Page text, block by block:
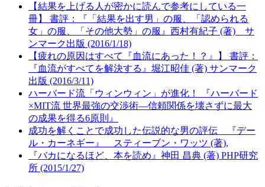
【結果を上げる人が密かに読んで参考にしている一
冊】 書評：『「結果を出す男」の服、「認められる
女」の服、「その他大勢」の服』西村有紀子 (著) サ
ンマーク出版 (2016/1/18)
【疲れの原因はすべて『血流にあった！？』】 書評：
『血流がすべてを解決する』堀江昭佳 (著) サンマーク
出版 (2016/3/11)
ハーバード流「ウィンウィン」が進化！ 『ハーバード
×MIT流 世界最強の交渉術—信頼関係を壊さずに最大
の成果を得る6原則』
成功を解くことで成功した伝説的な男の評伝 『デー
ル・カーネギー』 スティーブン・ワッツ (著),
『バカになるほど、本を読め』神田 昌典 (著) PHP研究
所 (2015/1/27)